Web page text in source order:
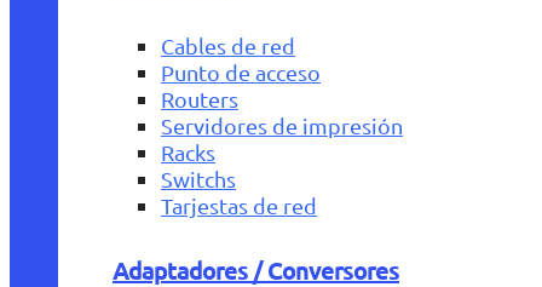
Cables de red
Punto de acceso
Routers
Servidores de impresión
Racks
Switchs
Tarjestas de red
Adaptadores / Conversores